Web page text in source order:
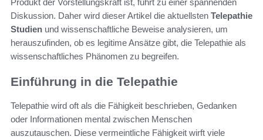
Produkt der Vorstellungskraft ist, führt zu einer spannenden
Diskussion. Daher wird dieser Artikel die aktuellsten Telepathie
Studien und wissenschaftliche Beweise analysieren, um
herauszufinden, ob es legitime Ansätze gibt, die Telepathie als
wissenschaftliches Phänomen zu begreifen.
Einführung in die Telepathie
Telepathie wird oft als die Fähigkeit beschrieben, Gedanken
oder Informationen mental zwischen Menschen
auszutauschen. Diese vermeintliche Fähigkeit wirft viele